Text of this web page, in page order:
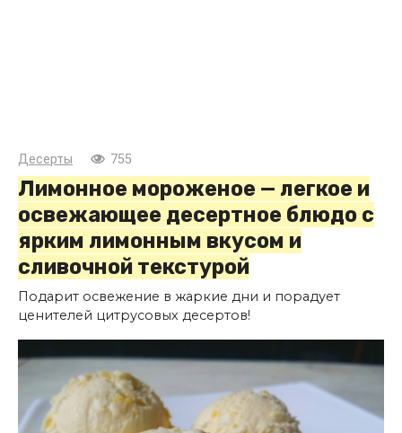
Десерты 755
Лимонное мороженое — легкое и
освежающее десертное блюдо с
ярким лимонным вкусом и
сливочной текстурой
Подарит освежение в жаркие дни и порадует
ценителей цитрусовых десертов!